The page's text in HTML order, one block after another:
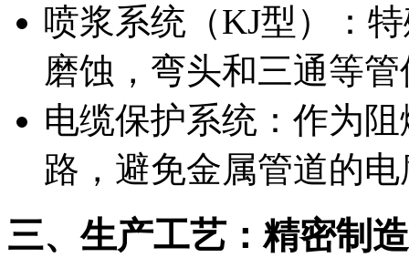
喷浆系统（KJ型）‍：
磨蚀，弯头和三通等
电缆保护系统：作为
路，避免金属管道的
三、生产工艺：精密制